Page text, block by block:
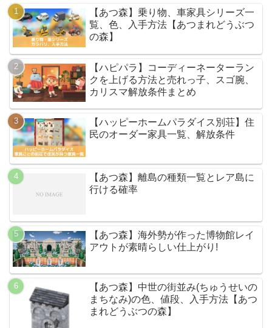
【あつ森】乗り物、車家具シリーズ一
覧、色、入手方法【あつまれどうぶつ
の森】
【ハピパラ】コーディーネーターラン
クを上げる方法と売れっ子、スゴ腕、
カリスマ解放条件まとめ
【ハッピーホームパラダイス別荘】住
民のオーダー家具一覧、解放条件
【あつ森】離島の種類一覧とレア島に
行ける確率
【あつ森】海外勢が作った博物館レイ
アウトが素晴らしい仕上がり!
【あつ森】中世の街並み(ちゅうせいの
まちなみ)の色、値段、入手方法【あつ
まれどうぶつの森】